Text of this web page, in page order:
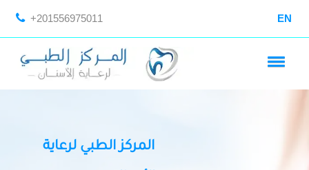
+201556975011 EN
المركز الطبي لرعاية